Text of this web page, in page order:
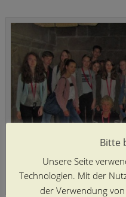
Im Kamin des
Bitte
Unsere Seite
Technologien. Mit der
der Verwendung